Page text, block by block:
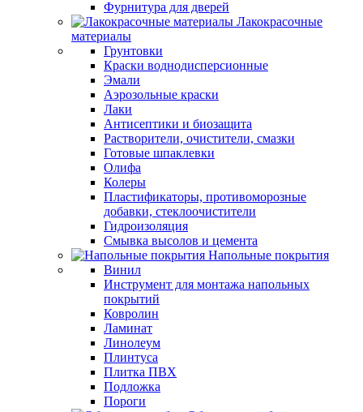
Фурнитура для дверей
Лакокрасочные
материалы
Грунтовки
Краски воднодисперсионные
Эмали
Аэрозольные краски
Лаки
Антисептики и биозащита
Растворители, очистители, смазки
Готовые шпаклевки
Олифа
Колеры
Пластификаторы, противоморозные
добавки, стеклоочистители
Гидроизоляция
Смывка высолов и цемента
Напольные покрытия
Винил
Инструмент для монтажа напольных
покрытий
Ковролин
Ламинат
Линолеум
Плинтуса
Плитка ПВХ
Подложка
Пороги